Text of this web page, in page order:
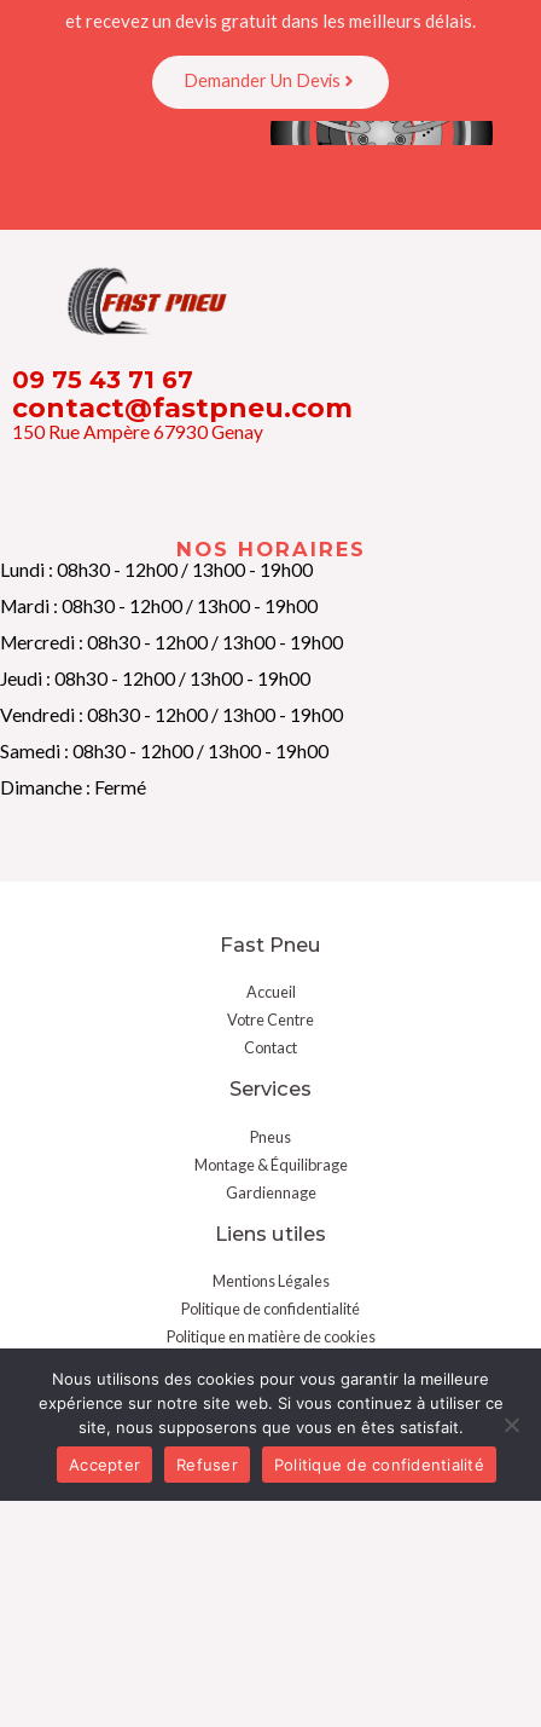
et recevez un devis gratuit dans les meilleurs délais.
Demander Un Devis
09 75 43 71 67
contact@fastpneu.com
150 Rue Ampère 67930 Genay
NOS HORAIRES
Lundi : 08h30 - 12h00 / 13h00 - 19h00
Mardi : 08h30 - 12h00 / 13h00 - 19h00
Mercredi : 08h30 - 12h00 / 13h00 - 19h00
Jeudi : 08h30 - 12h00 / 13h00 - 19h00
Vendredi : 08h30 - 12h00 / 13h00 - 19h00
Samedi : 08h30 - 12h00 / 13h00 - 19h00
Dimanche : Fermé
Fast Pneu
Accueil
Votre Centre
Contact
Services
Pneus
Montage & Équilibrage
Gardiennage
Liens utiles
Mentions Légales
Politique de confidentialité
Politique en matière de cookies
Contactez-nous
150 rue Ampère 69730 Genay
09 75 43 71 67
Nous utilisons des cookies pour vous garantir la meilleure
expérience sur notre site web. Si vous continuez à utiliser ce
site, nous supposerons que vous en êtes satisfait.
Accepter
Refuser Politique de confidentialité